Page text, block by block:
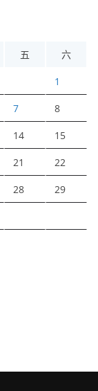
五 六
1
7 8
14 15
21 22
28 29